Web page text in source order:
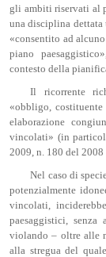
gli ambiti riservati al
una disciplina dettata
«consentito ad
piano
contesto della
Il ricorrente
«obbligo,
elaborazione
vincolati» (in
2009, n. 180 del 2008
Nel caso di
potenzialmente
vincolati,
paesaggistici,
violando – oltre alle
alla stregua del